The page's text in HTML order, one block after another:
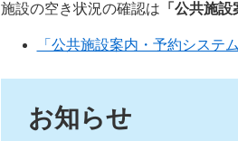
施設の空き状況の確認は 「公共施
「公共施設案内・予約システ
お知らせ